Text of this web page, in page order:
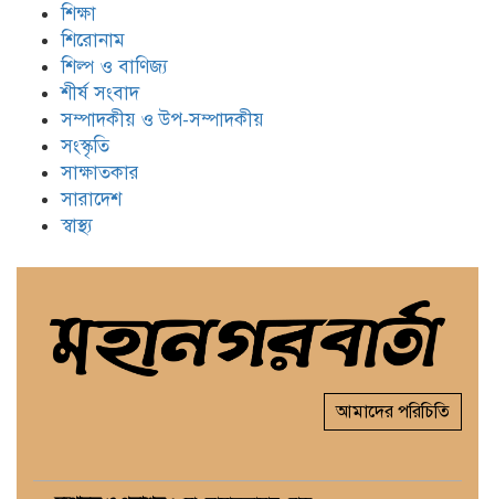
শিক্ষা
শিরোনাম
শিল্প ও বাণিজ্য
শীর্ষ সংবাদ
সম্পাদকীয় ও উপ-সম্পাদকীয়
সংস্কৃতি
সাক্ষাতকার
সারাদেশ
স্বাস্থ্য
আমাদের পরিচিতি